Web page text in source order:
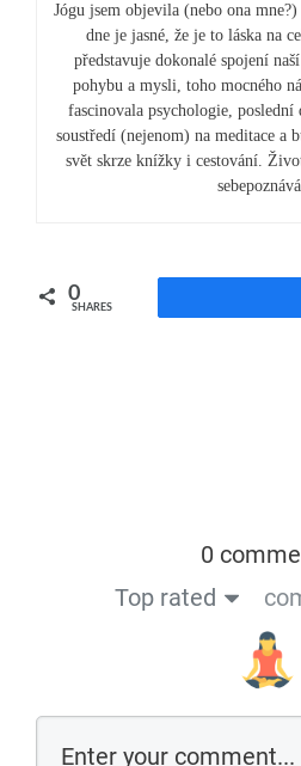
Jógu jsem objevila (nebo ona
dne je jasné, že je to láska na
představuje dokonalé spojení
pohybu a mysli, toho mocného
fascinovala psychologie, poslední
soustředí (nejenom) na meditace a
svět skrze knížky i cestování.
0
SHARES
0
Top rated